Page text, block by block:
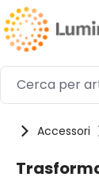
Passa al
Accessori